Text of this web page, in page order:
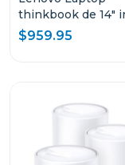
thinkbook de 14"
core i7 512GB SSD
21DH00M8GJ
$959.95